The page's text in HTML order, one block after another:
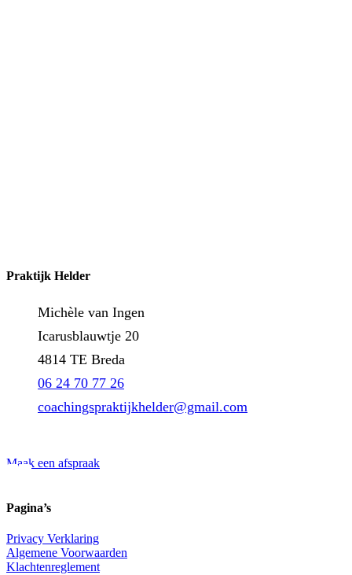
Praktijk Helder
Michèle van Ingen
Icarusblauwtje 20
4814 TE Breda
06 24 70 77 26
coachingspraktijkhelder@gmail.com
Maak een afspraak
Pagina’s
Privacy Verklaring
Algemene Voorwaarden
Klachtenreglement